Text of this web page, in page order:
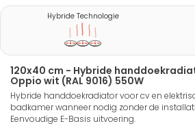
Hybride Technologie
120x40 cm - Hybride
Oppio wit (RAL 9016) 550W
Hybride handdoekradiator voor cv en
badkamer wanneer nodig zonder de
Eenvoudige E-Basis uitvoering.